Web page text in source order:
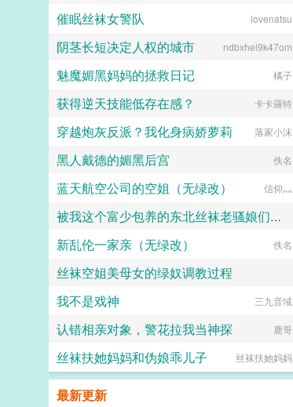
催眠丝袜女警队 lovenatsu
阴茎长短决定人权的城市 ndbxhel9k47om
魅魔媚黑妈妈的拯救日记 橘子
获得逆天技能低存在感？ 卡卡羅特
穿越炮灰反派？我化身病娇萝莉 落家小沫
黑人戴德的媚黑后宫 佚名
蓝天航空公司的空姐（无绿改） 信仰灬
被我这个富少包养的东北丝袜老骚娘们（无绿改）
超能逗士
新乱伦一家亲（无绿改） 佚名
丝袜空姐美母女的绿奴调教过程
Drowning Ocean
我不是戏神 三九音域
认错相亲对象，警花拉我当神探 鹿哥
丝袜扶她妈妈和伪娘乖儿子 丝袜扶她妈妈
最新更新